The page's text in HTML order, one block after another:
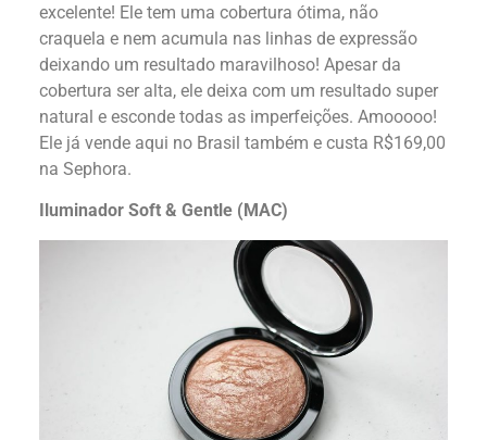
excelente! Ele tem uma cobertura ótima, não
craquela e nem acumula nas linhas de expressão
deixando um resultado maravilhoso! Apesar da
cobertura ser alta, ele deixa com um resultado super
natural e esconde todas as imperfeições. Amooooo!
Ele já vende aqui no Brasil também e custa R$169,00
na Sephora.
Iluminador Soft & Gentle (MAC)